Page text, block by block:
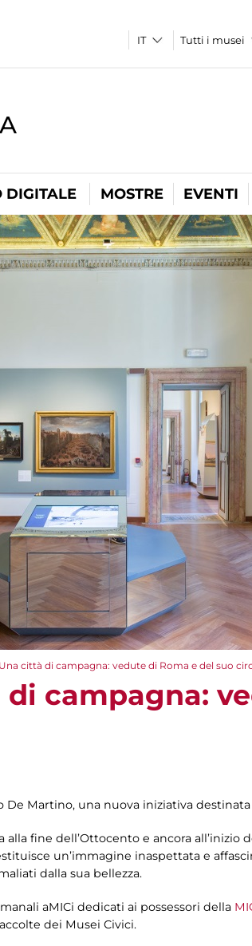
Tutti i musei
DIGITALE MOSTRE EVENTI
città di campagna: vedute di Roma e del suo
campagna:
Martino, una nuova iniziativa destinata
alla fine dell’Ottocento e ancora
un’immagine inaspettata e
dalla sua bellezza.
aMICi dedicati ai possessori della
dei Musei Civici.